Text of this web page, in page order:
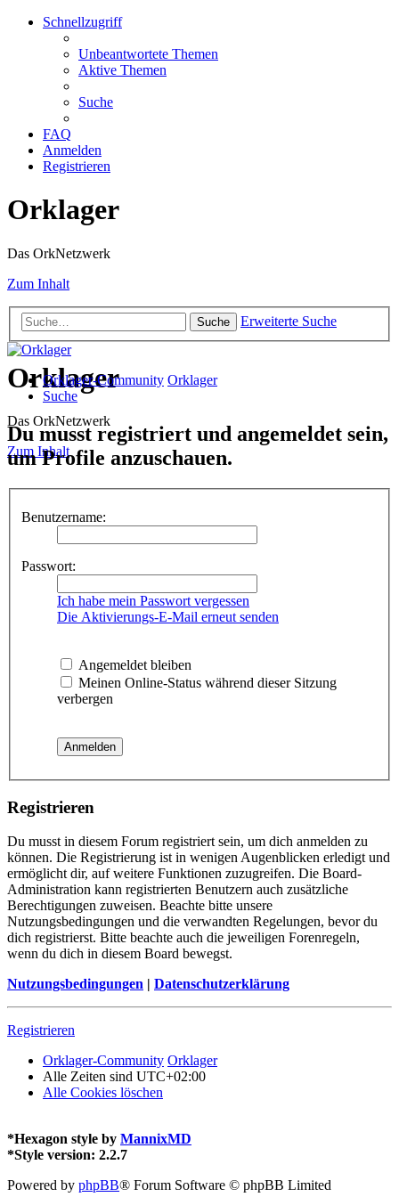
Schnellzugriff
Unbeantwortete Themen
Aktive Themen
Suche
FAQ
Anmelden
Registrieren
Orklager
Das OrkNetzwerk
Zum Inhalt
Suche Erweiterte Suche
Orklager
Das OrkNetzwerk
Zum Inhalt
Orklager-Community Orklager
Suche
Du musst registriert und angemeldet sein,
um Profile anzuschauen.
Benutzername:
Passwort:
Ich habe mein Passwort vergessen
Die Aktivierungs-E-Mail erneut senden
Angemeldet bleiben
Meinen Online-Status während dieser Sitzung
verbergen
Registrieren
Du musst in diesem Forum registriert sein, um dich anmelden zu
können. Die Registrierung ist in wenigen Augenblicken erledigt und
ermöglicht dir, auf weitere Funktionen zuzugreifen. Die Board-
Administration kann registrierten Benutzern auch zusätzliche
Berechtigungen zuweisen. Beachte bitte unsere
Nutzungsbedingungen und die verwandten Regelungen, bevor du
dich registrierst. Bitte beachte auch die jeweiligen Forenregeln,
wenn du dich in diesem Board bewegst.
Nutzungsbedingungen | Datenschutzerklärung
Registrieren
Orklager-Community Orklager
Alle Zeiten sind UTC+02:00
Alle Cookies löschen
*Hexagon style by MannixMD
*Style version: 2.2.7
Powered by phpBB® Forum Software © phpBB Limited